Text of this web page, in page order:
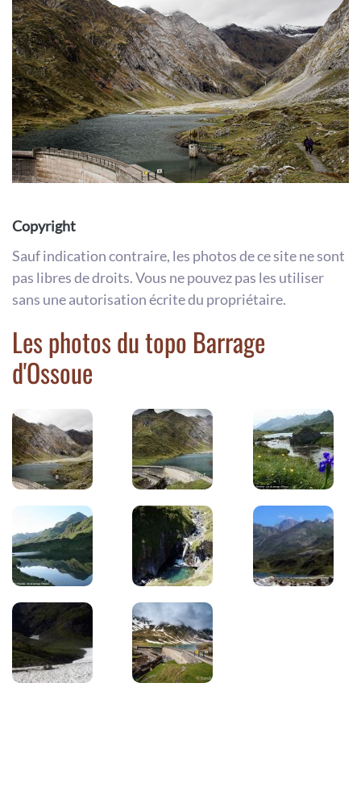
Copyright
Sauf indication contraire, les photos de ce site ne sont
pas libres de droits. Vous ne pouvez pas les utiliser
sans une autorisation écrite du propriétaire.
Les photos du topo Barrage
d'Ossoue